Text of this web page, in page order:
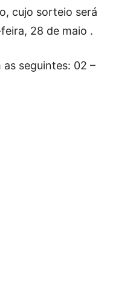
cujo sorteio será
28 de maio .
seguintes: 02 –